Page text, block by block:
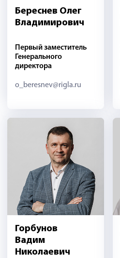
Береснев Олег
Владимирович
Первый заместитель
Генерального
директора
o_beresnev@rigla.ru
Горбунов
Вадим
Николаевич